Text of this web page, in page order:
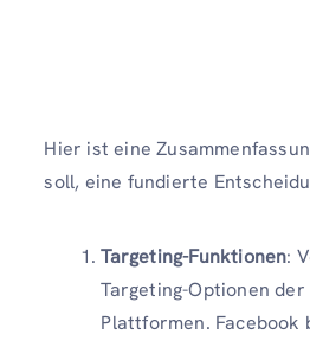
Hier ist eine
soll, eine fundierte
Targeting-Funktionen:
Targeting-Optionen
Plattformen.